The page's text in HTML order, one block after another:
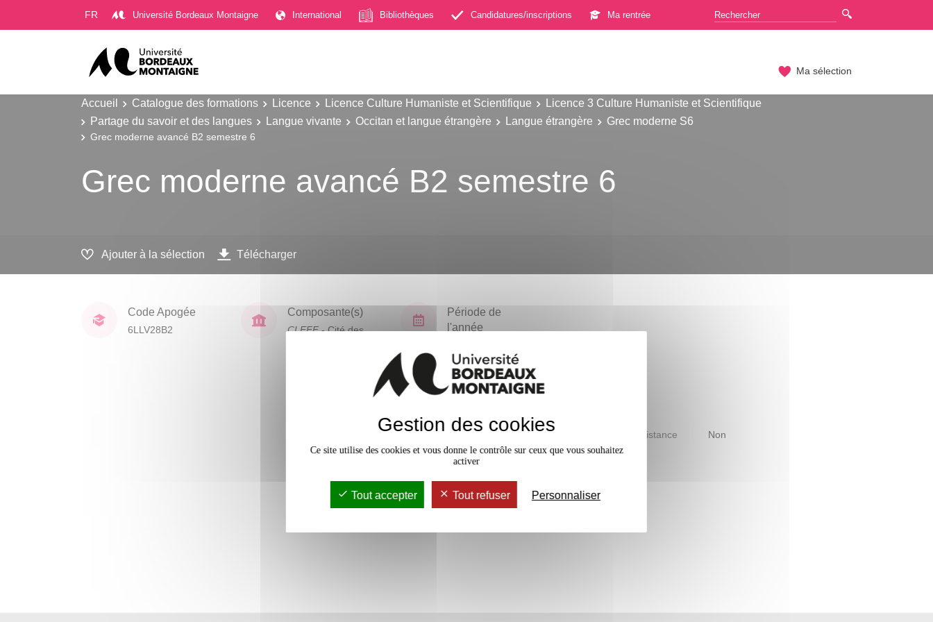
FR Université Bordeaux Montaigne International Bibliothèques Candidatures/inscriptions Ma rentrée
Ma sélection
Accueil Catalogue des formations Licence Licence Culture Humaniste et Scientifique
Licence 3 Culture Humaniste et Scientifique
Partage du savoir et des langues
Langue vivante Occitan et langue étrangère Langue étrangère Grec moderne S6
Grec moderne avancé B2 semestre 6
Grec moderne avancé B2 semestre 6
Ajouter à la sélection Télécharger
Code Apogée
6LLV28B2
Composante(s)
CLEFF- Cité des
Période de
l'année
Accessible à distance Non
Gestion des cookies
Ce site utilise des cookies et vous donne le contrôle sur ceux que vous souhaitez
activer
Tout accepter Tout refuser Personnaliser